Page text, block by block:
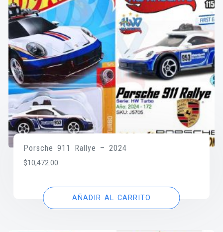
Porsche 911 Rallye – 2024
$10,472.00
AÑADIR AL CARRITO